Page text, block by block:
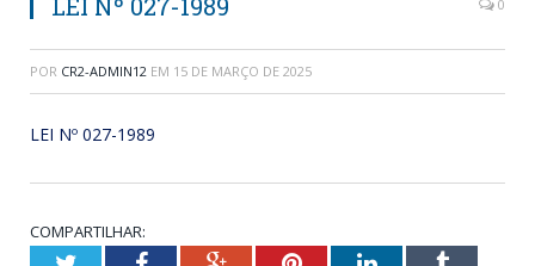
0
POR CR2-ADMIN12 EM 15 DE MARÇO DE 2025
LEI Nº 027-1989
COMPARTILHAR: